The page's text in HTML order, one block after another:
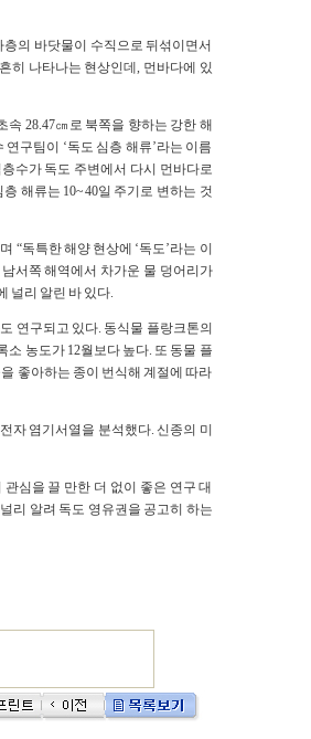
층의 바닷물이 수직으로 뒤섞이면서
히 나타나는 현상인데, 먼바다에 있
28.47㎝로 북쪽을 향하는 강한 해
구팀이 ‘독도 심층 해류’라는 이름
수가 독도 주변에서 다시 먼바다로
해류는 10~40일 주기로 변하는 것
“독특한 해양 현상에 ‘독도’라는 이
서쪽 해역에서 차가운 물 덩어리가
널리 알린 바 있다.
연구되고 있다. 동식물 플랑크톤의
농도가 12월보다 높다. 또 동물 플
좋아하는 종이 번식해 계절에 따라
자 염기서열을 분석했다. 신종의 미
심을 끌 만한 더 없이 좋은 연구 대
리 알려 독도 영유권을 공고히 하는